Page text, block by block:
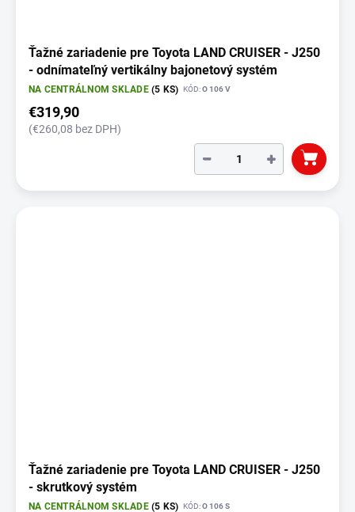
Ťažné zariadenie pre Toyota LAND CRUISER - J250
- odnímateľný vertikálny bajonetový systém
NA CENTRÁLNOM SKLADE(5 KS) KÓD:O 106 V
€319,90
(€260,08 bez DPH)
+
−
Ťažné zariadenie pre Toyota LAND CRUISER - J250
- skrutkový systém
NA CENTRÁLNOM SKLADE(5 KS) KÓD:O 106 S